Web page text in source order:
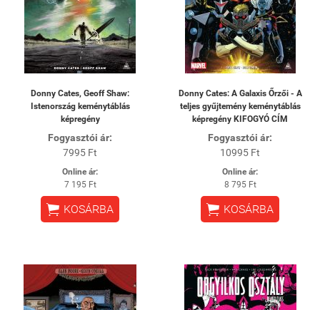
Donny Cates, Geoff Shaw:
Istenország keménytáblás
képregény
Fogyasztói ár:
7995 Ft
Online ár:
7 195 Ft
 KOSÁRBA
Donny Cates: A Galaxis Őrzői - A
teljes gyűjtemény keménytáblás
képregény KIFOGYÓ CÍM
Fogyasztói ár:
10995 Ft
Online ár:
8 795 Ft
 KOSÁRBA